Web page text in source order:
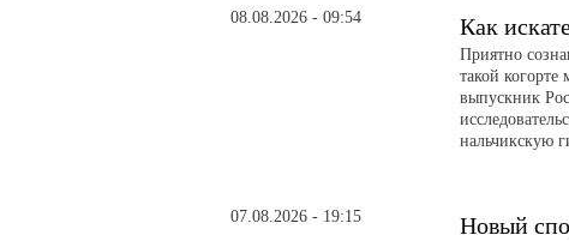
08.08.2026 - 09:54 Как
Приятно
такой
выпускник
нальчикскую
07.08.2026 - 19:15 Новый